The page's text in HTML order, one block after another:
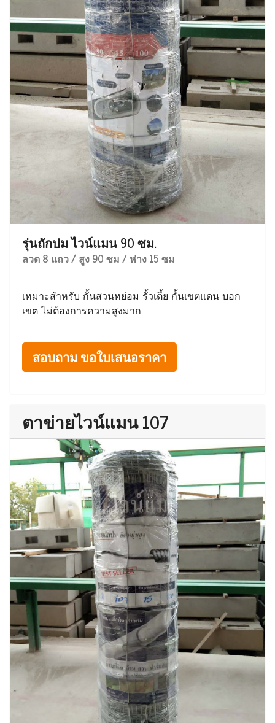
รุ่นถักปม ไวน์แมน 90 ซม.
ลวด 8 แถว / สูง 90 ซม / ห่าง 15 ซม
เหมาะสำหรับ กั้นสวนหย่อม รั้วเตี้ย กั้นเขตแดน บอก
เขต ไม่ต้องการความสูงมาก
สอบถาม ขอใบเสนอราคา
ตาข่ายไวน์แมน 107